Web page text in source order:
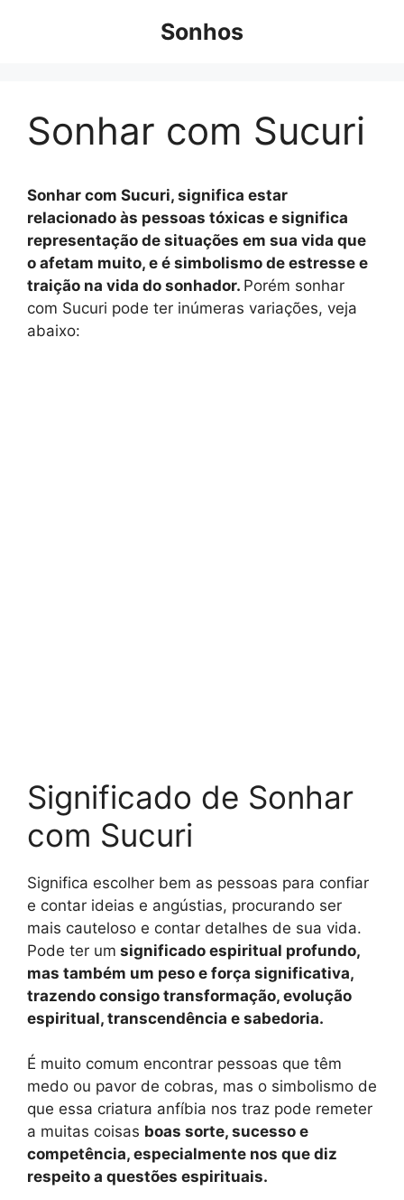
Sonhos
Sonhar com Sucuri
Sonhar com Sucuri, significa estar
relacionado às pessoas tóxicas e significa
representação de situações em sua vida que
o afetam muito, e é simbolismo de estresse e
traição na vida do sonhador. Porém sonhar
com Sucuri pode ter inúmeras variações, veja
abaixo:
Significado de Sonhar
com Sucuri
Significa escolher bem as pessoas para confiar
e contar ideias e angústias, procurando ser
mais cauteloso e contar detalhes de sua vida.
Pode ter um significado espiritual profundo,
mas também um peso e força significativa,
trazendo consigo transformação, evolução
espiritual, transcendência e sabedoria.
É muito comum encontrar pessoas que têm
medo ou pavor de cobras, mas o simbolismo de
que essa criatura anfíbia nos traz pode remeter
a muitas coisas boas sorte, sucesso e
competência, especialmente nos que diz
respeito a questões espirituais.